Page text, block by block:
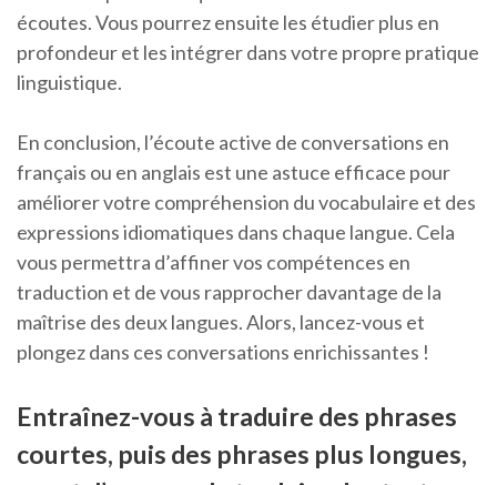
écoutes. Vous pourrez ensuite les étudier plus en
profondeur et les intégrer dans votre propre pratique
linguistique.
En conclusion, l’écoute active de conversations en
français ou en anglais est une astuce efficace pour
améliorer votre compréhension du vocabulaire et des
expressions idiomatiques dans chaque langue. Cela
vous permettra d’affiner vos compétences en
traduction et de vous rapprocher davantage de la
maîtrise des deux langues. Alors, lancez-vous et
plongez dans ces conversations enrichissantes !
Entraînez-vous à traduire des phrases
courtes, puis des phrases plus longues,